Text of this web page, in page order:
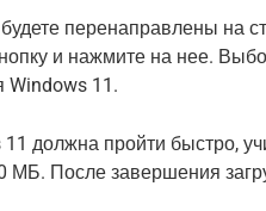
перенаправлены на
и нажмите на нее.
Windows 11.
должна пройти быстро,
МБ. После завершения